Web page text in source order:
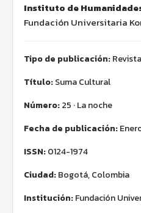
Instituto de
Fundación Universitaria
Tipo de publicación:
Título:Suma Cultural
Número:25 · La noche
Fecha de publicación:
ISSN:0124-1974
Ciudad:Bogotá, Colombia
Institución:Fundación